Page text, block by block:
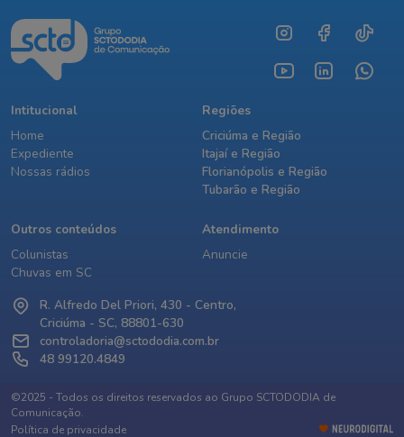
Intitucional
Home
Expediente
Nossas rádios
Regiões
Criciúma e Região
Itajaí e Região
Florianópolis e Região
Tubarão e Região
Outros conteúdos
Colunistas
Chuvas em SC
Atendimento
Anuncie
R. Alfredo Del Priori, 430 - Centro,
Criciúma - SC, 88801-630
controladoria@sctododia.com.br
48 99120.4849
©2025 - Todos os direitos reservados ao Grupo SCTODODIA de
Comunicação.
Política de privacidade